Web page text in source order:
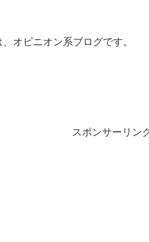
オピニオン系ブログです。
スポンサーリン